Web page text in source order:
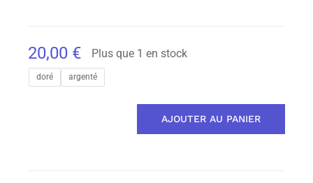
20,00 € Plus que 1 en stock
doré argenté
AJOUTER AU PANIER